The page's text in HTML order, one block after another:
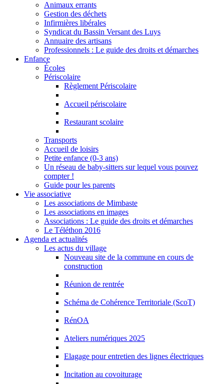
Animaux errants
Gestion des déchets
Infirmières libérales
Syndicat du Bassin Versant des Luys
Annuaire des artisans
Professionnels : Le guide des droits et démarches
Enfance
Écoles
Périscolaire
Règlement Périscolaire
Accueil périscolaire
Restaurant scolaire
Transports
Accueil de loisirs
Petite enfance (0-3 ans)
Un réseau de baby-sitters sur lequel vous pouvez
compter !
Guide pour les parents
Vie associative
Les associations de Mimbaste
Les associations en images
Associations : Le guide des droits et démarches
Le Téléthon 2016
Agenda et actualités
Les actus du village
Nouveau site de la commune en cours de
construction
Réunion de rentrée
Schéma de Cohérence Territoriale (ScoT)
RénOA
Ateliers numériques 2025
Elagage pour entretien des lignes électriques
Incitation au covoiturage